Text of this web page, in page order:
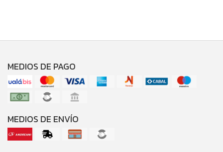
MEDIOS DE PAGO
MEDIOS DE ENVÍO